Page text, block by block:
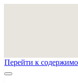
Перейти к